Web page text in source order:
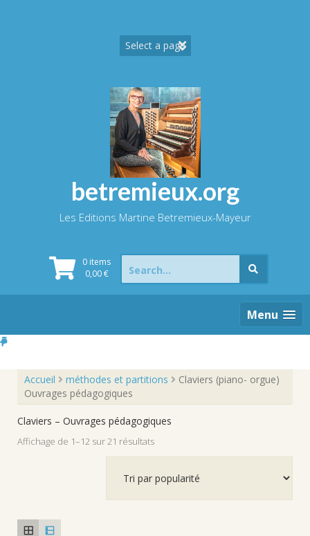
betremieux.org
Les Editions Martine Betremieux-Mayeur
0 items
0,00€
Search
for:
Menu
Accueil méthodes et partitions
Claviers (piano- orgue)
Ouvrages pédagogiques
Claviers – Ouvrages pédagogiques
Affichage de 1–12 sur 21 résultatsTrié